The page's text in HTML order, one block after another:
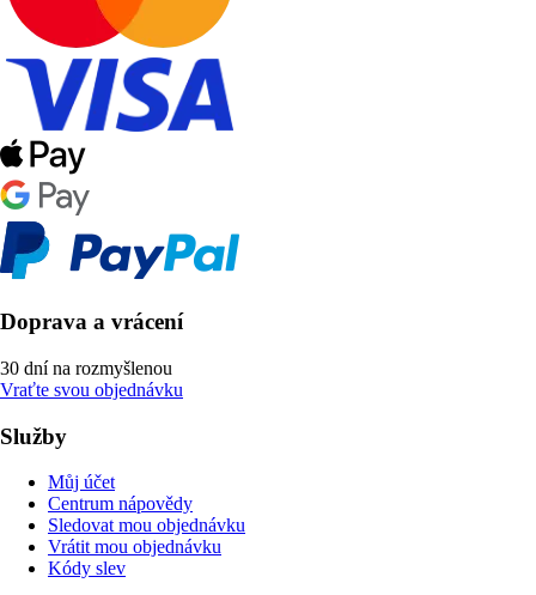
Doprava a vrácení
30 dní na rozmyšlenou
Vraťte svou objednávku
Služby
Můj účet
Centrum nápovědy
Sledovat mou objednávku
Vrátit mou objednávku
Kódy slev